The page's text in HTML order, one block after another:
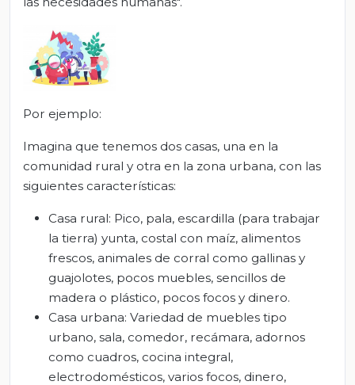
Por ejemplo:
Imagina que tenemos dos casas, una en la
comunidad rural y otra en la zona urbana, con las
siguientes características:
Casa rural: Pico, pala, escardilla (para trabajar
la tierra) yunta, costal con maíz, alimentos
frescos, animales de corral como gallinas y
guajolotes, pocos muebles, sencillos de
madera o plástico, pocos focos y dinero.
Casa urbana: Variedad de muebles tipo
urbano, sala, comedor, recámara, adornos
como cuadros, cocina integral,
electrodomésticos, varios focos, dinero,